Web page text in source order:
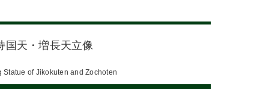
国天・増長天立像
Statue of Jikokuten and Zochoten